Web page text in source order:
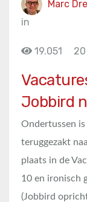
Marc
in
19.051
Jobbird
Ondertussen is
teruggezakt
plaats in de
10 en ironisch
(Jobbird